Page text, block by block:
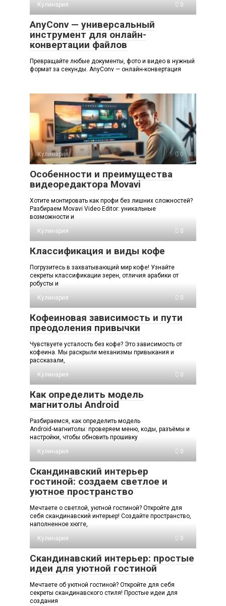
Кулинария
0
AnyConv — универсальный
инструмент для онлайн-
конвертации файлов
Превращайте любые документы, фото и видео в нужный
формат за секунды. AnyConv — онлайн-конвертация
Кулинария 0
Особенности и преимущества
видеоредактора Movavi
Хотите монтировать как профи без лишних сложностей?
Разбираем Movavi Video Editor: уникальные
возможности и
Кулинария
0
Классификация и виды кофе
Погрузитесь в захватывающий мир кофе! Узнайте
секреты классификации зерен, отличия арабики от
робусты и
Кулинария
0
Кофеиновая зависимость и пути
преодоления привычки
Чувствуете усталость без кофе? Это зависимость от
кофеина. Мы раскрыли механизмы привыкания и
рассказали,
Кулинария
0
Как определить модель
магнитолы Android
Разбираемся, как определить модель
Android‑магнитолы: проверяем меню, коды, разъёмы и
настройки, чтобы обновить прошивку
Кулинария
0
Скандинавский интерьер
гостиной: создаем светлое и
уютное пространство
Мечтаете о светлой, уютной гостиной? Откройте для
себя скандинавский интерьер! Создайте пространство,
наполненное хюгге,
Кулинария
0
Скандинавский интерьер: простые
идеи для уютной гостиной
Мечтаете об уютной гостиной? Откройте для себя
секреты скандинавского стиля! Простые идеи для
создания